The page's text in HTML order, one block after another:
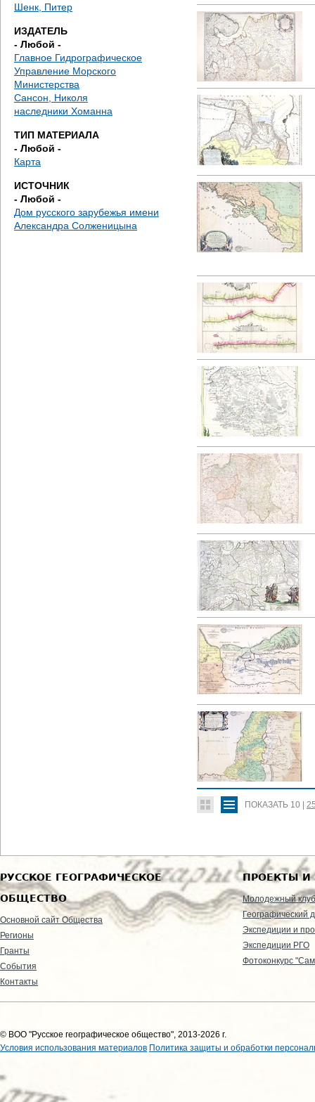
Шенк, Питер
ИЗДАТЕЛЬ
- Любой -
Главное Гидрографическое
Управление Морского
Министерства
Сансон, Николя
наследники Хоманна
ТИП МАТЕРИАЛА
- Любой -
Карта
ИСТОЧНИК
- Любой -
Дом русского зарубежья имени
Александра Солженицына
ПОКАЗАТЬ 10 |
РУССКОЕ ГЕОГРАФИЧЕСКОЕ
ОБЩЕСТВО
Основной сайт Общества
Регионы
Гранты
События
Контакты
ПРОЕКТЫ И
Молодежный клуб
Географический
Экспедиции и
Экспедиции РГО
Фотоконкурс
© ВОО "Русское географическое общество", 2013-2026 г.
Условия использования материалов Политика защиты и обработки